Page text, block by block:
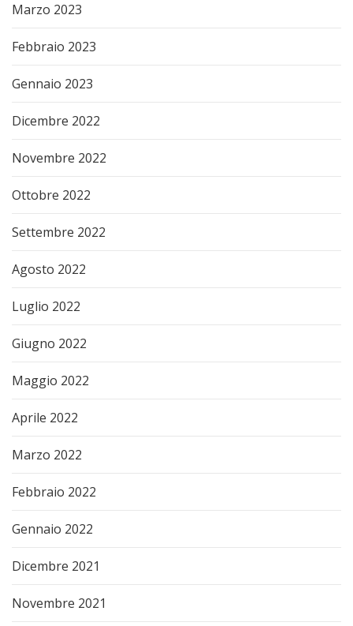
Marzo 2023
Febbraio 2023
Gennaio 2023
Dicembre 2022
Novembre 2022
Ottobre 2022
Settembre 2022
Agosto 2022
Luglio 2022
Giugno 2022
Maggio 2022
Aprile 2022
Marzo 2022
Febbraio 2022
Gennaio 2022
Dicembre 2021
Novembre 2021